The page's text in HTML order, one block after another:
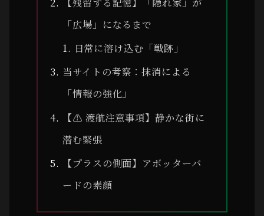
「広場」になるまで
日常に溶け込む「戦跡」
当サイトの考察：抹消による
「情報の強化」
【⚠ 渡航注意事項】静かな街に
潜む緊張
【プラスの側面】アボッターバ
ードの素顔